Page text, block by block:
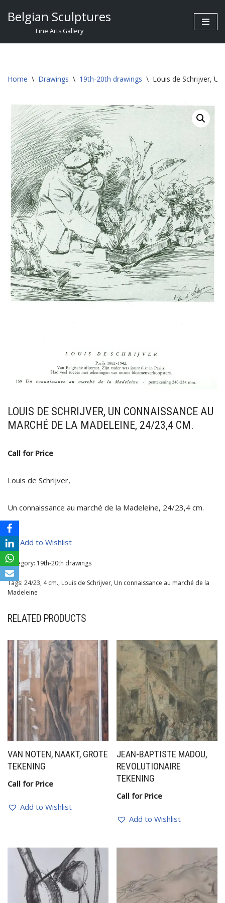
Belgian Sculptures
Fine Arts Gallery
Home \ Drawings \ 19th-20th drawings \ Louis de Schrijver,
LOUIS DE SCHRIJVER, UN CONNAISSANCE AU
MARCHÉ DE LA MADELEINE, 24/23,4 CM.
Call for Price
Louis de Schrijver,
Un connaissance au marché de la Madeleine, 24/23,4 cm.
Add to Wishlist
Category: 19th-20th drawings
Tags: 24/23, 4 cm., Louis de Schrijver, Un connaissance au marché de la
Madeleine
RELATED PRODUCTS
VAN NOTEN, NAAKT, GROTE
TEKENING
Call for Price
Add to Wishlist
JEAN-BAPTISTE MADOU,
REVOLUTIONAIRE
TEKENING
Call for Price
Add to Wishlist